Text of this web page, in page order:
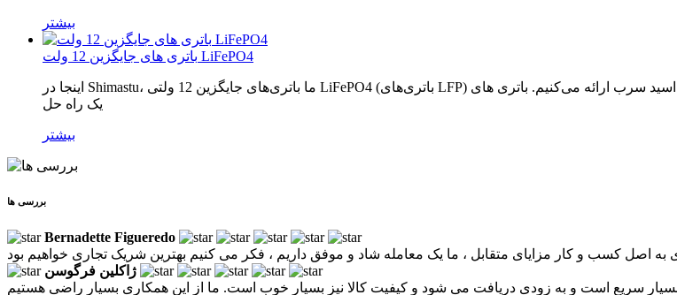
بیشتر
باتری های جایگزین 12 ولت LiFePO4
اینجا در Shimastu، ما باتری‌های جایگزین 12 ولتی LiFePO4 (باتری‌های LFP) را برای جایگزینی هر باتری اسید سرب ارائه می‌کنیم. باتری های LFP در لبه برش فناوری باتری های لیتیوم یونی قرار دارند و
یک راه حل
بیشتر
بررسی ها
Bernadette Figueredo
ژاکلین فرگوسن